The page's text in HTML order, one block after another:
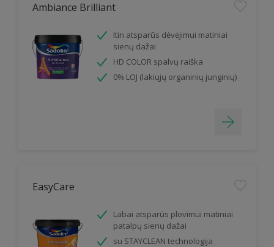
Ambiance Brilliant
Itin atsparūs dėvėjimui matiniai
sienų dažai
HD COLOR spalvų raiška
0% LOJ (lakiųjų organinių junginių)
EasyCare
Labai atsparūs plovimui matiniai
patalpų sienų dažai
su STAYCLEAN technologija